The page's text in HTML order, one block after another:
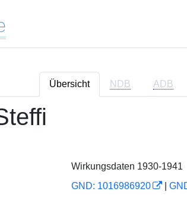
Übersicht NDB ADB
Wirkungsdaten 1930-1941
GND: 1016986920